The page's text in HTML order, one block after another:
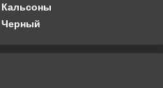
Кальсоны
Черный